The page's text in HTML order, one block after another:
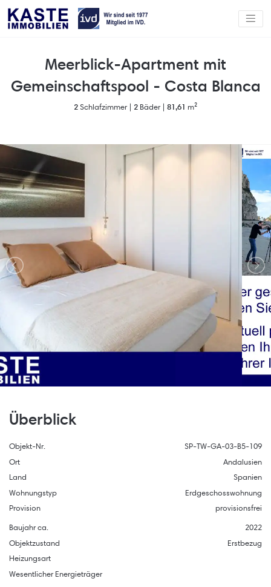
Meerblick-Apartment mit
Gemeinschaftspool - Costa Blanca
2Schlafzimmer | 2 Bäder | 81,61 m²
Überblick
Objekt-Nr.
SP-TW-GA-03-B5-109
Ort
Andalusien
Land
Spanien
Wohnungstyp
Erdgeschosswohnung
Provision
provisionsfrei
Baujahr ca.
2022
Objektzustand
Erstbezug
Heizungsart
Wesentlicher Energieträger